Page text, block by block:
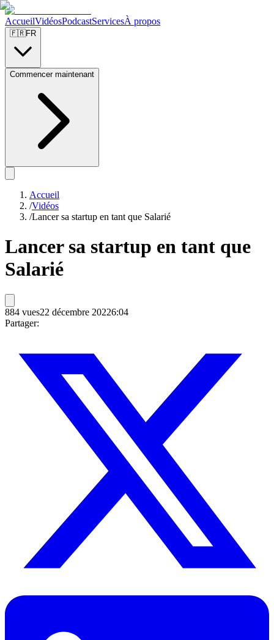
AccueilVidéosPodcastServicesÀ propos
🇫🇷FR
Commencer maintenant
Accueil
/Vidéos
/Lancer sa startup en tant que Salarié
Lancer sa startup en tant que
Salarié
884 vues22 décembre 20226:04
Partager: